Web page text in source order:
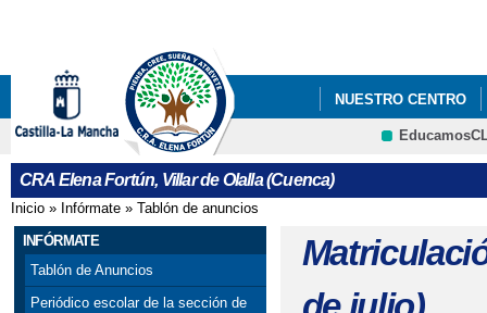
NUESTRO CENTRO
LIBROS DE TEXTO
CRA Elena Fortún, Villar de Olalla (Cuenca)
Se encuentra usted aquí
Inicio » Infórmate » Tablón de anuncios
INFÓRMATE
Tablón de Anuncios
Periódico escolar de la sección de